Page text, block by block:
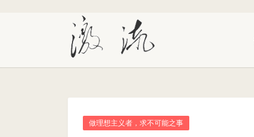
做理想主义者，求不可能之事